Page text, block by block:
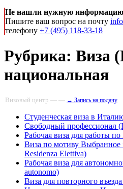
Не нашли нужную
Пишите ваш вопрос на почту
телефону +7 (495) 118-33-18
Рубрика: Виза
национальная
Визовый центр — — → Запись на подачу
Студенческая виза в
Свободный профессионал
Рабочая виза для работы
Виза по мотиву Выбранное
Residenza Elettiva)
Рабочая виза для
autonomo)
Виза для повторного